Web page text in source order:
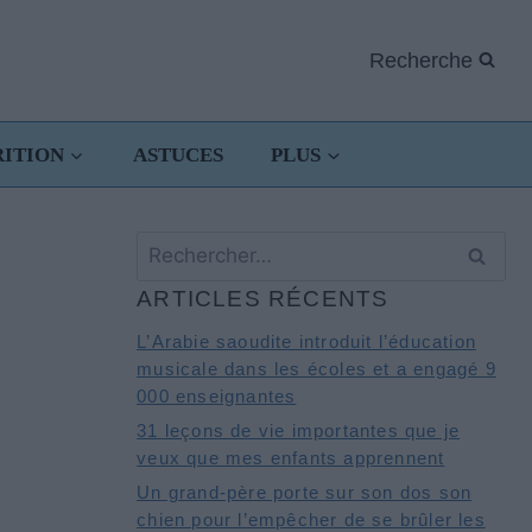
Recherche
ASTUCES PLUS
Rechercher :
ARTICLES RÉCENTS
L’Arabie saoudite introduit l’éducation
musicale dans les écoles et a engagé 9
000 enseignantes
31 leçons de vie importantes que je
veux que mes enfants apprennent
Un grand-père porte sur son dos son
chien pour l’empêcher de se brûler les